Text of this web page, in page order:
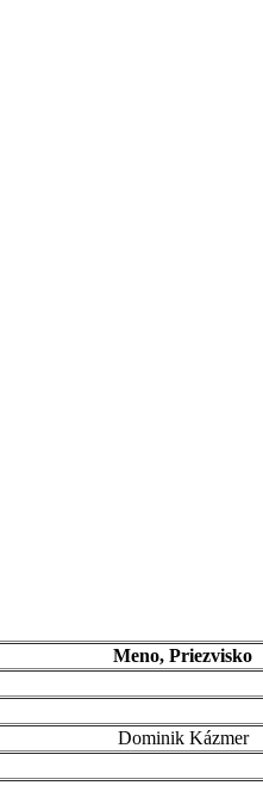
Meno, Priezvisko
Dominik Kázmer